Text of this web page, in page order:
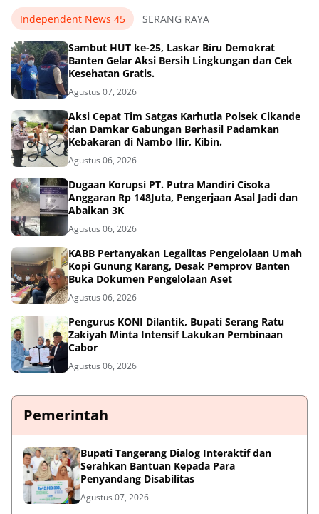
Independent News 45 SERANG RAYA
Sambut HUT ke-25, Laskar Biru Demokrat
Banten Gelar Aksi Bersih Lingkungan dan Cek
Kesehatan Gratis.
Agustus 07, 2026
Aksi Cepat Tim Satgas Karhutla Polsek Cikande
dan Damkar Gabungan Berhasil Padamkan
Kebakaran di Nambo Ilir, Kibin.
Agustus 06, 2026
Dugaan Korupsi PT. Putra Mandiri Cisoka
Anggaran Rp 148Juta, Pengerjaan Asal Jadi dan
Abaikan 3K
Agustus 06, 2026
KABB Pertanyakan Legalitas Pengelolaan Umah
Kopi Gunung Karang, Desak Pemprov Banten
Buka Dokumen Pengelolaan Aset
Agustus 06, 2026
Pengurus KONI Dilantik, Bupati Serang Ratu
Zakiyah Minta Intensif Lakukan Pembinaan
Cabor
Agustus 06, 2026
Pemerintah
Bupati Tangerang Dialog Interaktif dan
Serahkan Bantuan Kepada Para
Penyandang Disabilitas
Agustus 07, 2026